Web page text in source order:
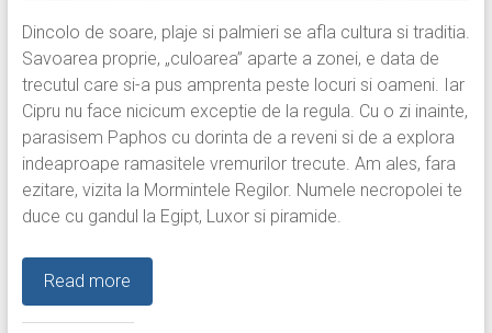
Dincolo de soare, plaje si palmieri se afla cultura si traditia.
Savoarea proprie, „culoarea” aparte a zonei, e data de
trecutul care si-a pus amprenta peste locuri si oameni. Iar
Cipru nu face nicicum exceptie de la regula. Cu o zi inainte,
parasisem Paphos cu dorinta de a reveni si de a explora
indeaproape ramasitele vremurilor trecute. Am ales, fara
ezitare, vizita la Mormintele Regilor. Numele necropolei te
duce cu gandul la Egipt, Luxor si piramide.
Read more